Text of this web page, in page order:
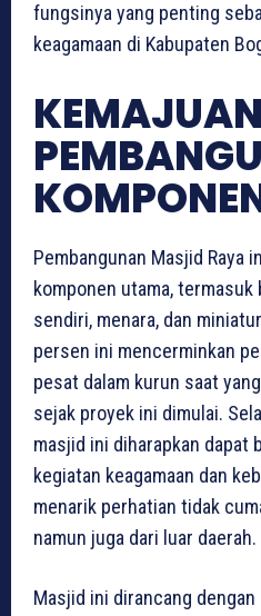
fungsinya yang penting
keagamaan di Kabupaten
KEMAJUAN
Pembangunan Masjid Raya
komponen utama,
sendiri, menara, dan
persen ini mencerminkan
pesat dalam kurun saat
sejak proyek ini dimulai.
masjid ini diharapkan dapat
kegiatan keagamaan dan
menarik perhatian tidak
namun juga dari luar daerah.
Masjid ini dirancang